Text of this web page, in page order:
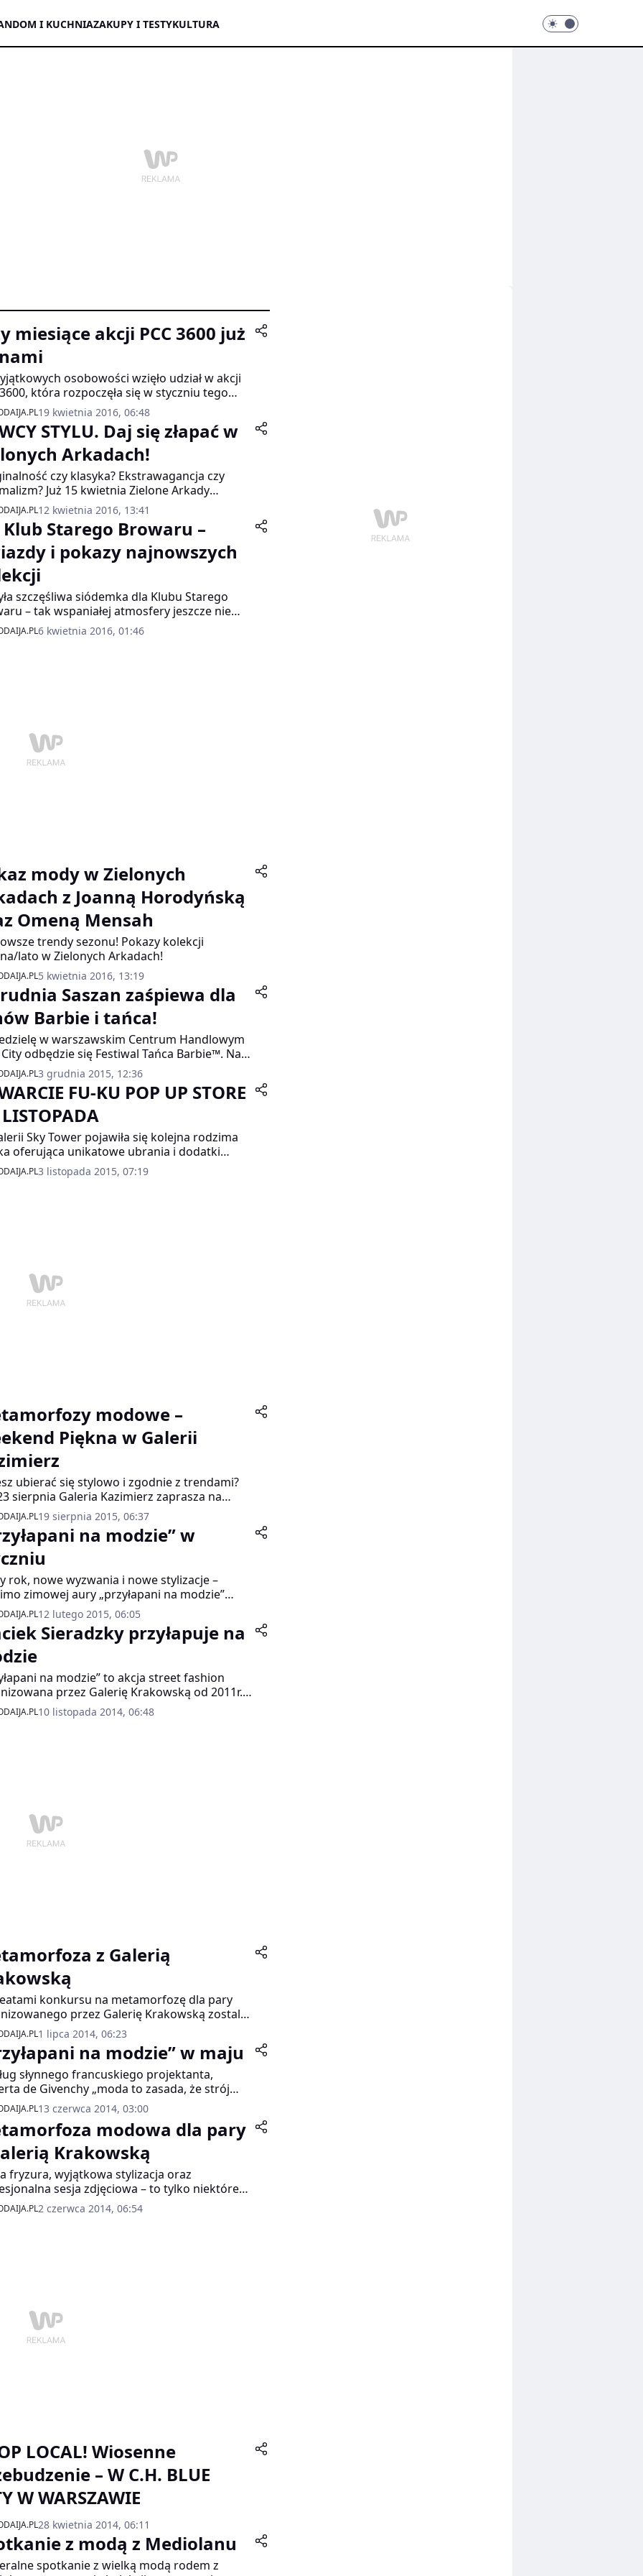
DOM I KUCHNIAZAKUPY I TESTYKULTURA
miesiące akcji PCC 3600 już
osobowości wzięło udział w akcji
3600, która rozpoczęła się w styczniu tego
Poznań City Center. Trzy miesiące
przyniosły ze sobą wiele pozytywnych
Wśród uczestników znaleźli się
podróży po Europie, miłośnicy sportów
i pasjonaci mody.
19 kwietnia 2016, 06:48
STYLU. Daj się złapać w
Arkadach!
czy klasyka? Ekstrawagancja czy
Już 15 kwietnia Zielone Arkady
akcję ŁOWCY STYLU, której celem
ciekawych osobowości oraz
stylu Klientów Galerii. W każdy
od 16.00 ekipa Łowców Stylu będzie
niebanalnych stylizacji.
12 kwietnia 2016, 13:41
Starego Browaru –
i pokazy najnowszych
szczęśliwa siódemka dla Klubu Starego
– tak wspaniałej atmosfery jeszcze nie
choć stałym bywalcom poprzednie edycje
się nie do pobicia. Gwiazdy na wybiegu,
klienci. To wszystko złożyło się kolejny raz na
które w Poznaniu nie ma sobie
6 kwietnia 2016, 01:46
mody w Zielonych
z Joanną Horodyńską
Omeną Mensah
trendy sezonu! Pokazy kolekcji
lato w Zielonych Arkadach!
5 kwietnia 2016, 13:19
Saszan zaśpiewa dla
Barbie i tańca!
w warszawskim Centrum Handlowym
odbędzie się Festiwal Tańca Barbie™. Na
czekają liczne pokazy taneczne oraz
przygotowane przez tancerzy z
Dance Studio. Fanki tańca, Barbie® i
czeka wyjątkowy konkurs na najciekawsza
inspirowaną rockową Barbie a na
turnieju wystąpi jedna z najbardziej
wokalistek – Saszan, która
hity z musicalu „Barbie Rockowa
Wstęp wolny!
3 grudnia 2015, 12:36
FU-KU POP UP STORE
Sky Tower pojawiła się kolejna rodzima
oferująca unikatowe ubrania i dodatki
projektantów mody. Wielkie otwarcie
Fu-Ku Pop Up Store odbędzie się 5
3 listopada 2015, 07:19
modowe –
Piękna w Galerii
ubierać się stylowo i zgodnie z trendami?
sierpnia Galeria Kazimierz zaprasza na
niesamowitych metamorfoz z Eweliną
Akcja metamorfozy modowe
jest do wszystkich, którzy nie boja się
i lubią bawić się modą!
19 sierpnia 2015, 06:37
na modzie” w
rok, nowe wyzwania i nowe stylizacje –
zimowej aury „przyłapani na modzie”
ciekawymi zestawami i oryginalnymi
12 lutego 2015, 06:05
Sieradzky przyłapuje na
na modzie” to akcja street fashion
przez Galerię Krakowską od 2011r.
czwartek w alejkach Galerii, a także na
Jana Nowaka-Jeziorańskiego organizatorzy
10 listopada 2014, 06:48
z Galerią
konkursu na metamorfozę dla pary
przez Galerię Krakowską zostali
i Marcin. Bohaterzy zmian poznali się w
Od 3 roku studiów są parą. Na co dzień
bardziej luźny, niezobowiązujący strój:
sportowe buty, luźne t-shirty. Zgłosili się do
bo nie potrafili znaleźć dla siebie
alternatywy. Ubrań, które z
można założyć na wyjątkowe
1 lipca 2014, 06:23
na modzie” w maju
słynnego francuskiego projektanta,
de Givenchy „moda to zasada, że strój
kobietę. Nigdy odwrotnie”. W myśl tego
Galeria Krakowska dwa razy w
szuka ciekawych osób z oryginalnym
W maju gościem specjalnym „Przyłapanych
była projektantka, Anna Pirowska.
13 czerwca 2014, 03:00
modowa dla pary
Krakowską
fryzura, wyjątkowa stylizacja oraz
sesja zdjęciowa – to tylko niektóre
na zwalczenie nudy w związku i
się w sobie na nowo. Dzięki
2 czerwca 2014, 06:54
LOCAL! Wiosenne
– W C.H. BLUE
W WARSZAWIE
28 kwietnia 2014, 06:11
z modą z Mediolanu
spotkanie z wielką modą rodem z